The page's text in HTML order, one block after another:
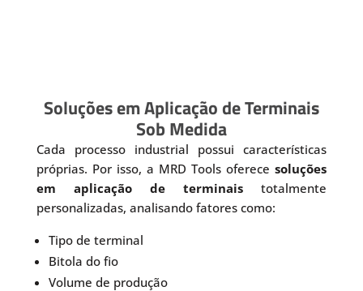
Soluções em Aplicação de Terminais
Sob Medida
Cada processo industrial possui características
próprias. Por isso, a MRD Tools oferecesoluções
em aplicação de terminais totalmente
personalizadas, analisando fatores como:
Tipo de terminal
Bitola do fio
Volume de produção